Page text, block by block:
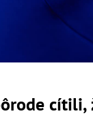
cítili,